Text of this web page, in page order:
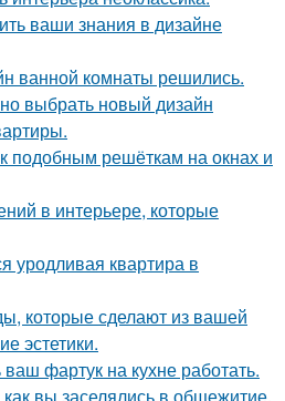
ваши знания в дизайне
ванной комнаты решились.
выбрать новый дизайн
подобным решёткам на окнах и
в интерьере, которые
уродливая квартира в
которые сделают из вашей
эстетики.
фартук на кухне работать.